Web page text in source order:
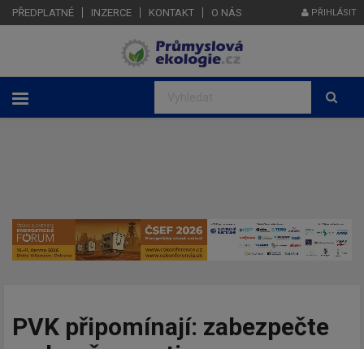
PŘEDPLATNÉ INZERCE KONTAKT O NÁS PŘIHLÁSIT
PVK připomínají: zabezpečte